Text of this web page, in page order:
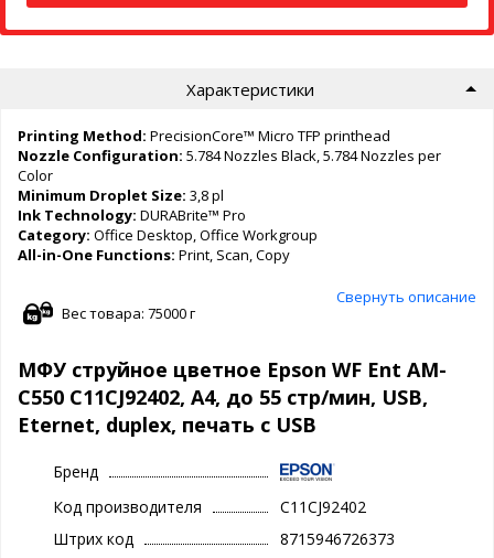
Характеристики
Printing Method: PrecisionCore™ Micro TFP printhead
Nozzle Configuration: 5.784 Nozzles Black, 5.784 Nozzles per
Color
Minimum Droplet Size: 3,8 pl
Ink Technology: DURABrite™ Pro
Category: Office Desktop, Office Workgroup
All-in-One Functions: Print, Scan, Copy
Свернуть описание
Вес товара: 75000 г
МФУ струйное цветное Epson WF Ent AM-
C550 C11CJ92402, А4, до 55 стр/мин, USB,
Eternet, duplex, печать с USB
Бренд
Код производителя
C11CJ92402
Штрих код
8715946726373